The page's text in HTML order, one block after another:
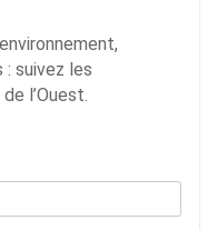
suivez les
l’Ouest.